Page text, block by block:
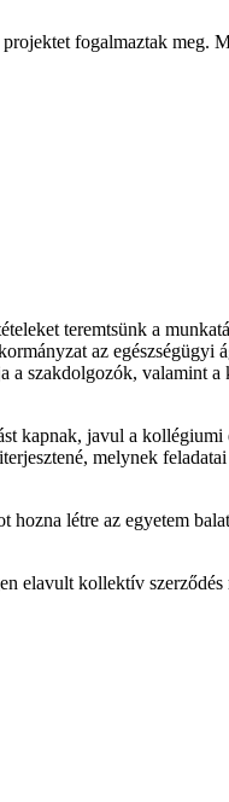
fogalmaztak meg.
teremtsünk a
az egészségügyi
a szakdolgozók, valamint
kapnak, javul a
melynek
hozna létre az egyetem
elavult kollektív szerződés